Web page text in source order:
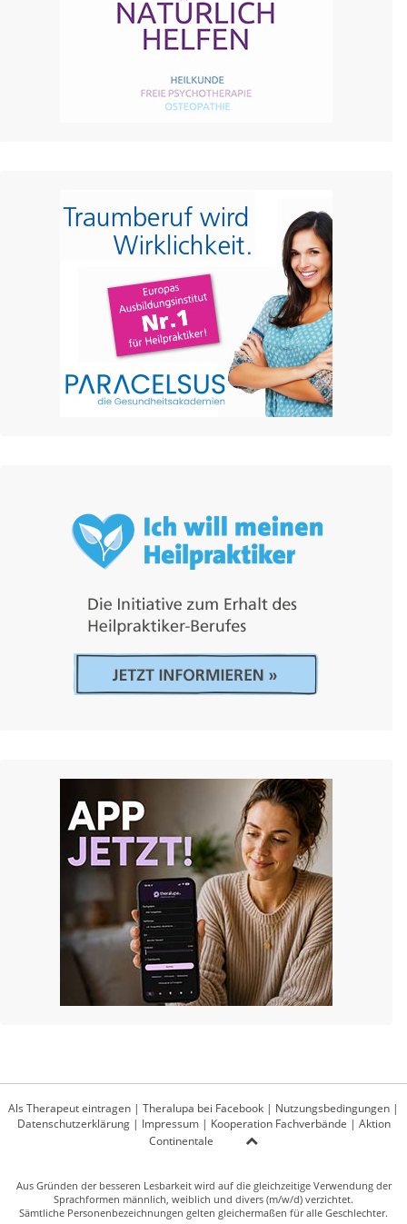
Als Therapeut eintragen | Theralupa bei Facebook | Nutzungsbedingungen |
Datenschutzerklärung| Impressum| Kooperation Fachverbände | Aktion
Continentale
Aus Gründen der besseren Lesbarkeit wird auf die gleichzeitige Verwendung der
Sprachformen männlich, weiblich und divers (m/w/d) verzichtet.
Sämtliche Personenbezeichnungen gelten gleichermaßen für alle Geschlechter.